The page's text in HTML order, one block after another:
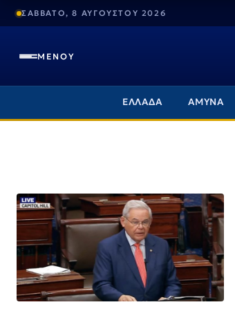
ΣΑΒΒΑΤΟ, 8 ΑΥΓΟΥΣΤΟΥ 2026
ΜΕΝΟΥ
ΕΛΛΑΔΑ ΑΜΥΝΑ